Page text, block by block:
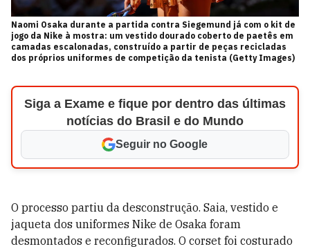
Naomi Osaka durante a partida contra Siegemund já com o kit de
jogo da Nike à mostra: um vestido dourado coberto de paetês em
camadas escalonadas, construído a partir de peças recicladas
dos próprios uniformes de competição da tenista (Getty Images)
Siga a Exame e fique por dentro das últimas
notícias do Brasil e do Mundo
Seguir no Google
O processo partiu da desconstrução. Saia, vestido e
jaqueta dos uniformes Nike de Osaka foram
desmontados e reconfigurados. O corset foi costurado